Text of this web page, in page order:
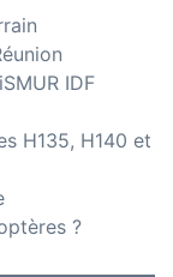
IDF
H135, H140 et
?